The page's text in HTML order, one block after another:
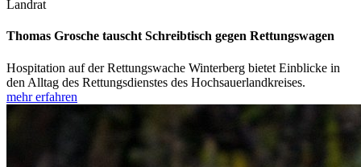
Landrat
Thomas Grosche tauscht Schreibtisch gegen Rettungswagen
Hospitation auf der Rettungswache Winterberg bietet Einblicke in
den Alltag des Rettungsdienstes des Hochsauerlandkreises.
mehr erfahren